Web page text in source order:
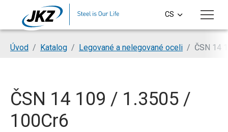
Přeskočit na hlavní obsah
CS
SI
Jsi tady:
Úvod Katalog Legované a nelegované oceli ČSN 14
ČSN 14 109 / 1.3505 /
100Cr6